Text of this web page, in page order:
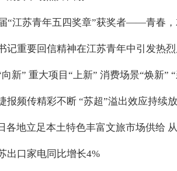
“江苏青年五四奖章”获奖者——青春，
记重要回信精神在江苏青年中引发热
新” 重大项目“上新” 消费场景“焕新”
报频传精彩不断 “苏超”溢出效应持续
各地立足本土特色丰富文旅市场供给
出口家电同比增长4%